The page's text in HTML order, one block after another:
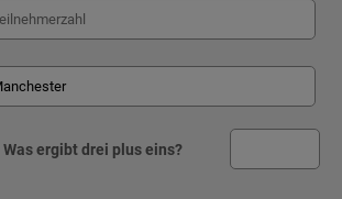
Was ergibt drei plus eins?